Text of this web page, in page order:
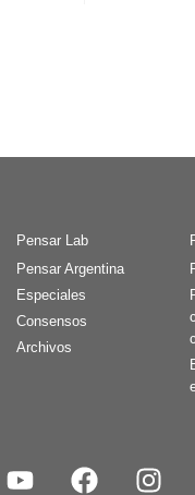
Pensar Lab
Pensar Argentina
Especiales
Consensos
Archivos